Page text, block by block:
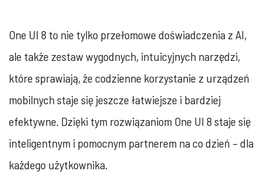
One UI 8 to nie tylko przełomowe doświadczenia z AI,
ale także zestaw wygodnych, intuicyjnych narzędzi,
które sprawiają, że codzienne korzystanie z urządzeń
mobilnych staje się jeszcze łatwiejsze i bardziej
efektywne. Dzięki tym rozwiązaniom One UI 8 staje się
inteligentnym i pomocnym partnerem na co dzień – dla
każdego użytkownika.